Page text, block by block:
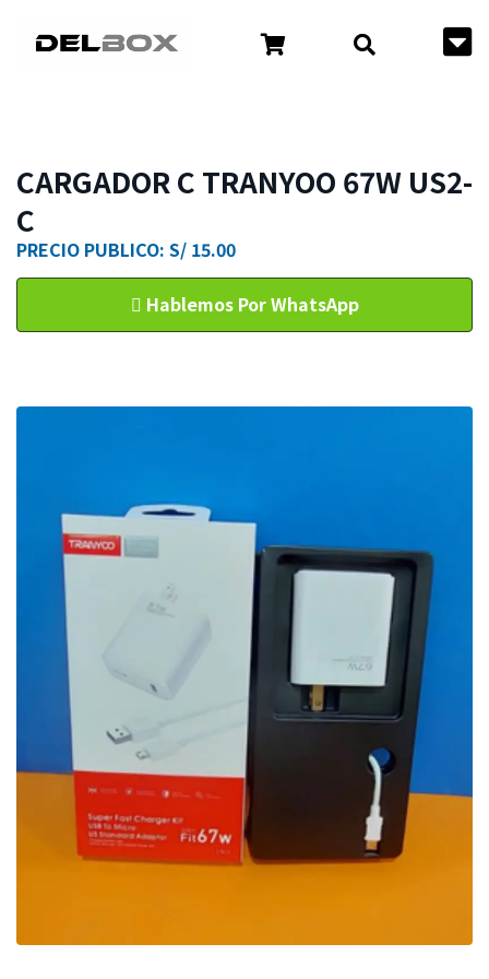
CARGADOR C TRANYOO 67W US2-
C
PRECIO PUBLICO: S/ 15.00
Hablemos Por WhatsApp